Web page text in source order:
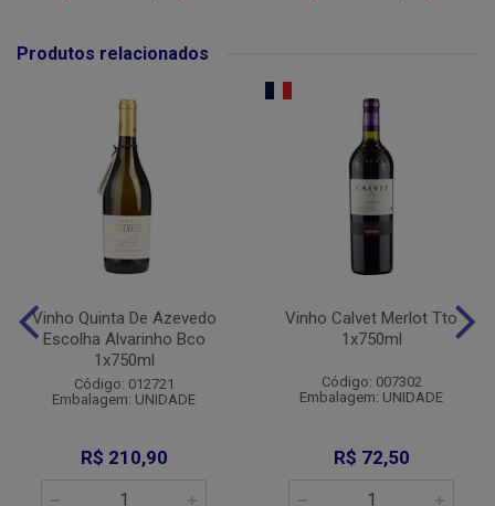
Produtos relacionados
Vinho Quinta De Azevedo
Escolha Alvarinho Bco
1x750ml
Código: 012721
Embalagem: UNIDADE
R$ 210,90
Vinho Calvet Merlot Tto
1x750ml
Código: 007302
Embalagem: UNIDADE
R$ 72,50